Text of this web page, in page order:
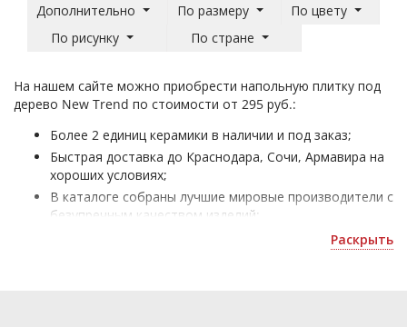
Дополнительно
По размеру
По цвету
По рисунку
По стране
На нашем сайте можно приобрести напольную плитку под
дерево New Trend по стоимости от 295 руб.:
Более 2 единиц керамики в наличии и под заказ;
Быстрая доставка до Краснодара, Сочи, Армавира на
хороших условиях;
В каталоге собраны лучшие мировые производители с
безупречным качеством изделий;
Плитка под дерево на пол - для облицовки жилых и
Раскрыть